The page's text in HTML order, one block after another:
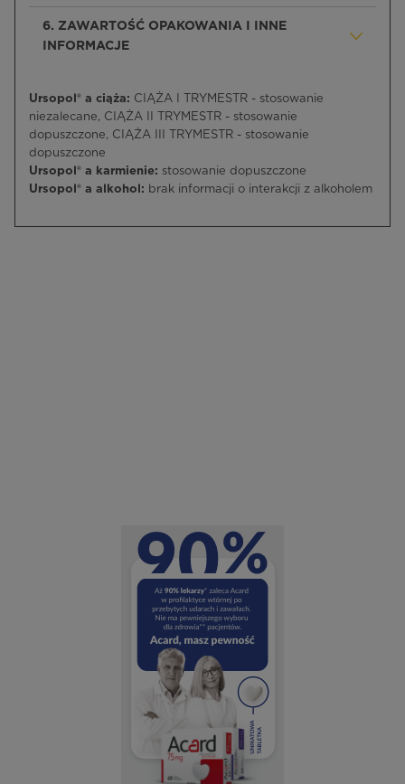
6. ZAWARTOŚĆ OPAKOWANIA I INNE
INFORMACJE
Ursopol® a ciąża: CIĄŻA I TRYMESTR - stosowanie
niezalecane, CIĄŻA II TRYMESTR - stosowanie
dopuszczone, CIĄŻA III TRYMESTR - stosowanie
dopuszczone
Ursopol® a karmienie: stosowanie dopuszczone
Ursopol® a alkohol: brak informacji o interakcji z alkoholem